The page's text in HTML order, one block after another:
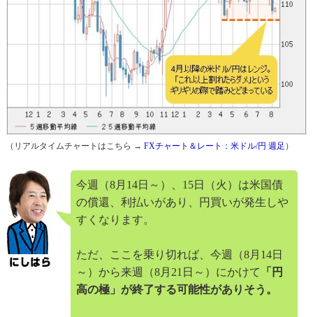
（リアルタイムチャートはこちら → FXチャート＆レート：米ドル/円 週足 ）
今週（8月14日～）、15日（火）は米国債
の償還、利払いがあり、円買いが発生しや
すくなります。
ただ、ここを乗り切れば、今週（8月14日
～）から来週（8月21日～）にかけて
「円
高の極」が終了する可能性がありそう。